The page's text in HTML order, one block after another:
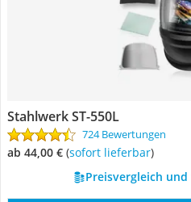
Stahlwerk ST-550L
724 Bewertungen
ab 44,00 € ( Sofort lieferbar)
Preisvergleich